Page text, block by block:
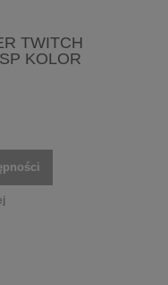
TWITCH
KOLOR